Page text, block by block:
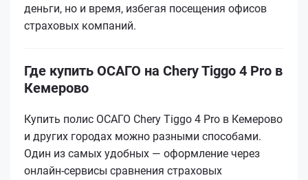
деньги, но и время, избегая посещения офисов
страховых компаний.
Где купить ОСАГО на Chery Tiggo 4 Pro в
Кемерово
Купить полис ОСАГО Chery Tiggo 4 Pro в Кемерово
и других городах можно разными способами.
Один из самых удобных — оформление через
онлайн-сервисы сравнения страховых